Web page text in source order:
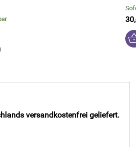
versandkostenfrei geliefert.